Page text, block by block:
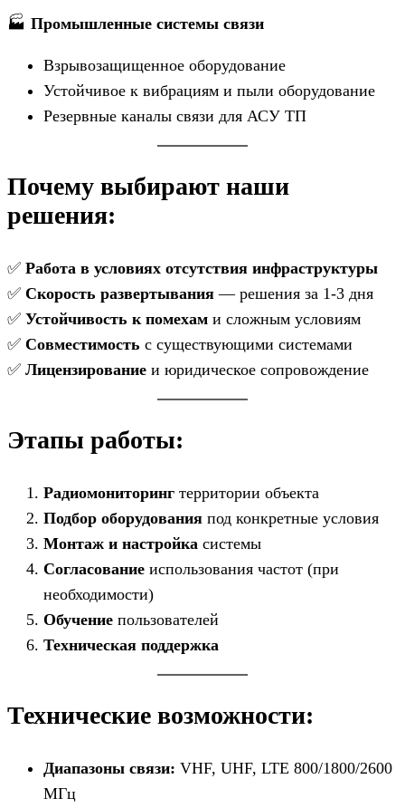
🏭 Промышленные системы связи
Взрывозащищенное оборудование
Устойчивое к вибрациям и пыли оборудование
Резервные каналы связи для АСУ ТП
Почему выбирают наши
решения:
✅ Работа в условиях отсутствия инфраструктуры
✅ Скорость развертывания — решения за 1-3 дня
✅ Устойчивость к помехам и сложным условиям
✅ Совместимость с существующими системами
✅ Лицензирование и юридическое сопровождение
Этапы работы:
Радиомониторинг территории объекта
Подбор оборудования под конкретные условия
Монтаж и настройка системы
Согласование использования частот (при
необходимости)
Обучение пользователей
Техническая поддержка
Технические возможности:
Диапазоны связи: VHF, UHF, LTE 800/1800/2600
МГц